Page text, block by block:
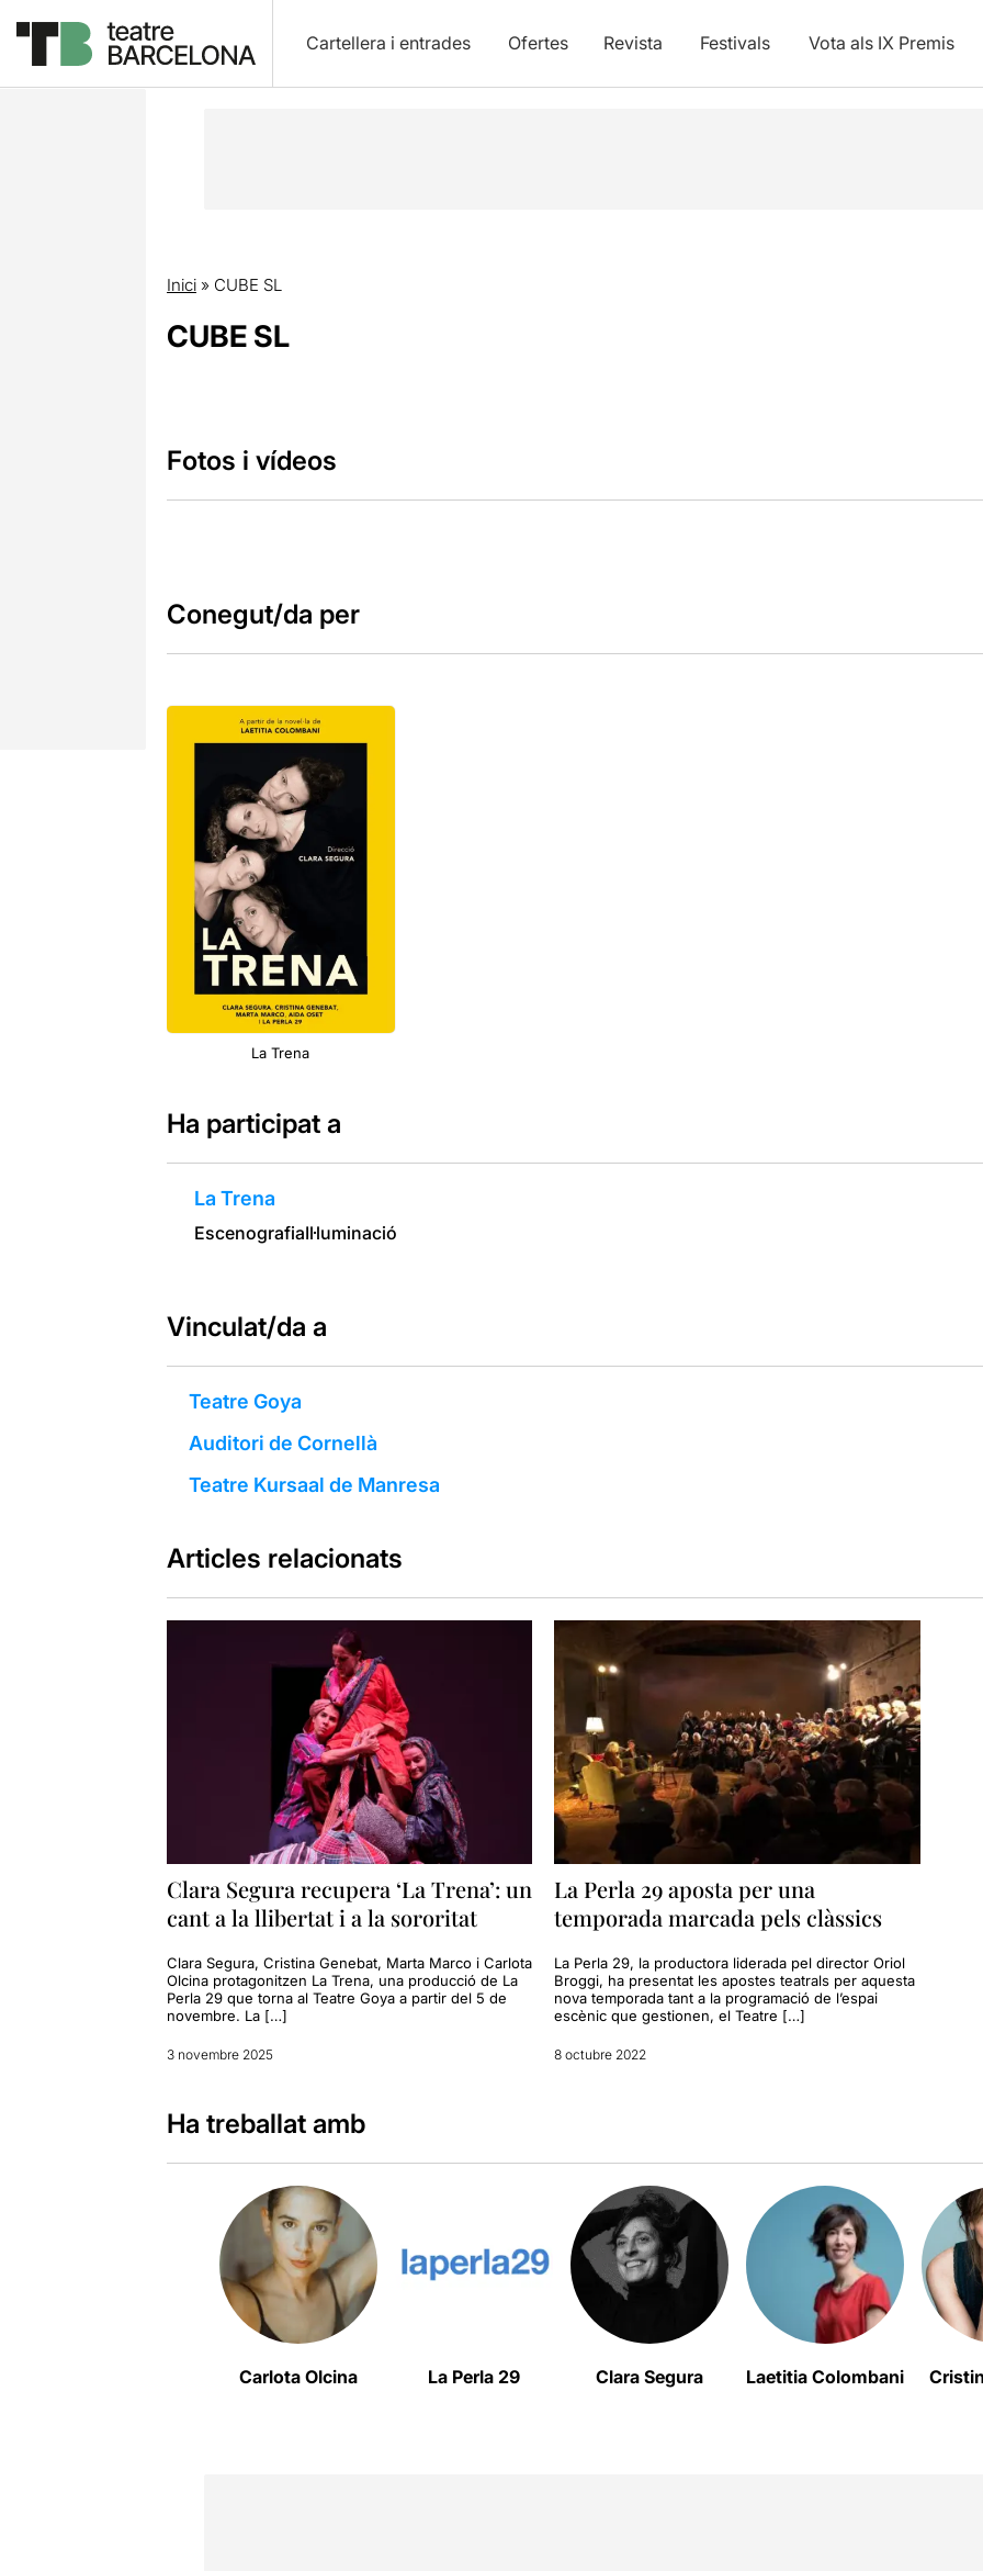
Cartellera i entrades Ofertes Revista Festivals Vota als IX Premis
Inici» CUBE SL
CUBE SL
Fotos i vídeos
Conegut/da per
La Trena
Ha participat a
La Trena
EscenografiaIl·luminació
Vinculat/da a
Teatre Goya
Auditori de Cornellà
Teatre Kursaal de Manresa
Articles relacionats
Clara Segura recupera ‘La Trena’: un
cant a la llibertat i a la sororitat
Clara Segura, Cristina Genebat, Marta Marco i Carlota
Olcina protagonitzen La Trena, una producció de La
Perla 29 que torna al Teatre Goya a partir del 5 de
novembre. La […]
3 novembre 2025
La Perla 29 aposta per una
temporada marcada pels clàssics
La Perla 29, la productora liderada pel director Oriol
Broggi, ha presentat les apostes teatrals per aquesta
nova temporada tant a la programació de l’espai
escènic que gestionen, el Teatre […]
8 octubre 2022
Ha treballat amb
Carlota Olcina La Perla 29 Clara Segura Laetitia Colombani